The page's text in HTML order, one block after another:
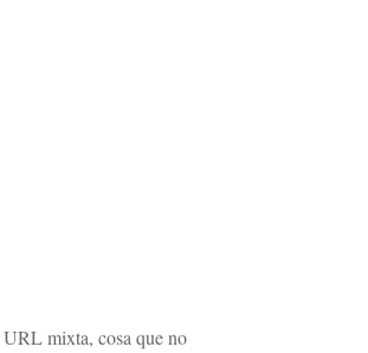
URL mixta, cosa que no